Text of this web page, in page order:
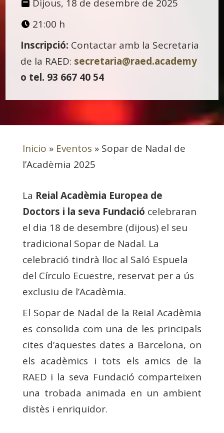
Dijous, 18 de desembre de 2025
21:00 h
Inscripció: Contactar amb la Secretaria
de la RAED: secretaria@raed.academy
o tel. 93 667 40 54
Inicio » Eventos » Sopar de Nadal de
l’Acadèmia 2025
La Reial Acadèmia Europea de
Doctors i la seva Fundació celebraran
el dia 18 de desembre (dijous) el seu
tradicional Sopar de Nadal. La
celebració tindrà lloc al Saló Espuela
del Círculo Ecuestre, reservat per a ús
exclusiu de l’Acadèmia.
El Sopar de Nadal de la Reial Acadèmia
es consolida com una de les principals
cites d’aquestes dates a Barcelona, on
els acadèmics i tots els amics de la
RAED i la seva Fundació comparteixen
una trobada animada en un ambient
distès i enriquidor.